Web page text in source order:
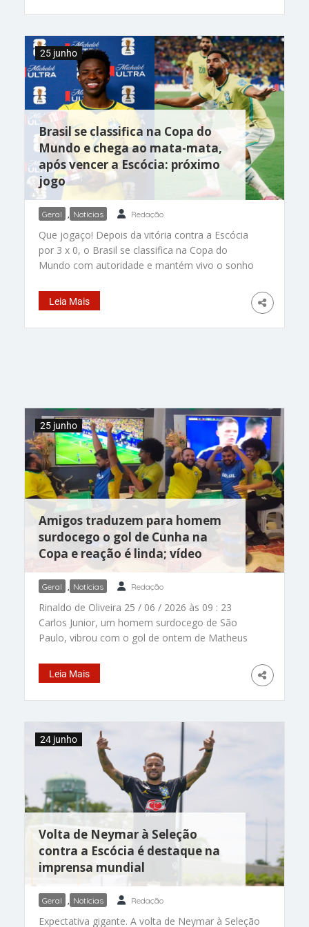
comandados – muitos deles atletas de primeiro
dentro do esquema tático proposto pela
comissão técnica. Finalmente, aconteceu: com
uma defesa sólida, um meio-campo que soube
variar as opções de jogo e uma maior
efetividade no ataque, o Brasil terminou a
primeira
Brasil se classifica na Copa do
Mundo e chega ao mata-mata,
após vencer a Escócia: próximo
jogo
25 junho
Geral , Notícias Redação
Que jogaço! Depois da vitória contra a Escócia
por 3 x 0, o Brasil se classifica na Copa do
Mundo com autoridade e mantém vivo o sonho
Estados Unidos, garantiu a liderança do Grupo C
e a Seleção avançou para a fase mata-mata do
Mundial de 2026. Atuação brilhante! Além da
Leia Mais
Amigos traduzem para homem
surdocego o gol de Cunha na
Copa e reação é linda; vídeo
25 junho
Geral , Notícias Redação
Rinaldo de Oliveira 25 / 06 / 2026 às 09 : 23
Carlos Junior, um homem surdocego de São
Paulo, vibrou com o gol de ontem de Matheus
que usaram Libras Tátil, vibração e comunicação
por toque. – Foto: reprodução/ @heliochazak
Sensacional! Essa é a verdadeira tecnologia
traduzem um gol da Copa do Mundo para um
homem surdocego, está emocionando milhões
de pessoas nas redes sociais. A cena foi gravada
nesta quarta, 24, em São Paulo, durante a
partida do Brasil contra a
Leia Mais
Volta de Neymar à Seleção
contra a Escócia é destaque na
imprensa mundial
24 junho
Geral , Notícias Redação
Expectativa gigante. A volta de Neymar à Seleção